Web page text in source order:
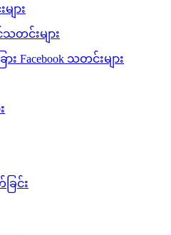
ျား
တင်းများ
ား Facebook သတင်းများ
ြင်း